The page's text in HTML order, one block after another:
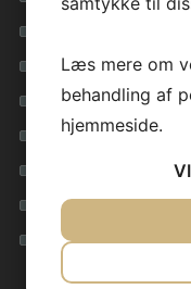
Byg nyt hus
Energirigtige huse
Byggefirma
Enfamiliehuse
Billige huse
Læs mere om
behandling af
hjemmeside.